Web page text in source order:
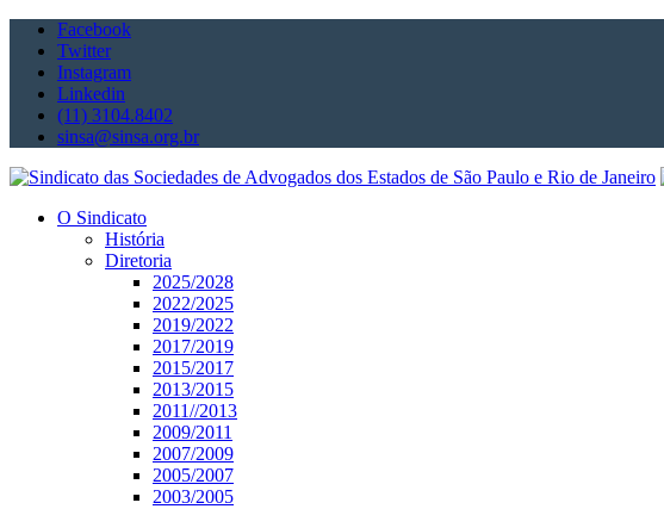
Facebook
Twitter
Instagram
Linkedin
(11) 3104.8402
sinsa@sinsa.org.br
O Sindicato
História
Diretoria
2025/2028
2022/2025
2019/2022
2017/2019
2015/2017
2013/2015
2011//2013
2009/2011
2007/2009
2005/2007
2003/2005